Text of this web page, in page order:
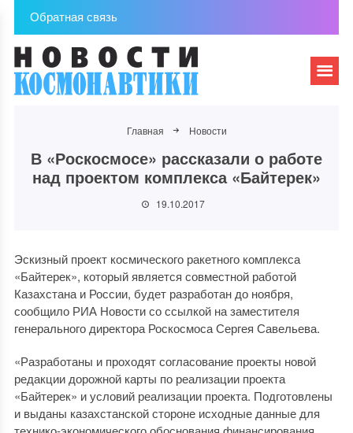
Обратная связь
Главная Новости
В «Роскосмосе» рассказали о работе
над проектом комплекса «Байтерек»
19.10.2017
Эскизный проект космического ракетного комплекса
«Байтерек», который является совместной работой
Казахстана и России, будет разработан до ноября,
сообщило РИА Новости со ссылкой на заместителя
генерального директора Роскосмоса Сергея Савельева.
«Разработаны и проходят согласование проекты новой
редакции дорожной карты по реализации проекта
«Байтерек» и условий реализации проекта. Подготовлены
и выданы казахстанской стороне исходные данные для